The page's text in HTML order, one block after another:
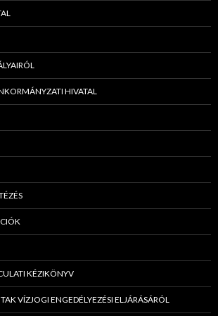
HIVATAL
KÉZIKÖNYV
VÍZJOGI ENGEDÉLYEZÉSI ELJÁRÁSÁRÓL